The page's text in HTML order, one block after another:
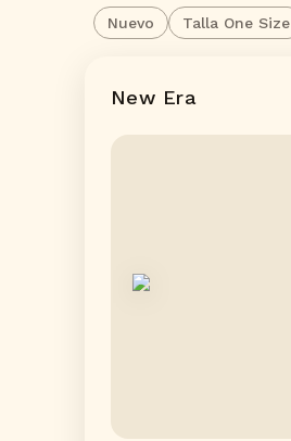
Nuevo Talla One Size
New Era